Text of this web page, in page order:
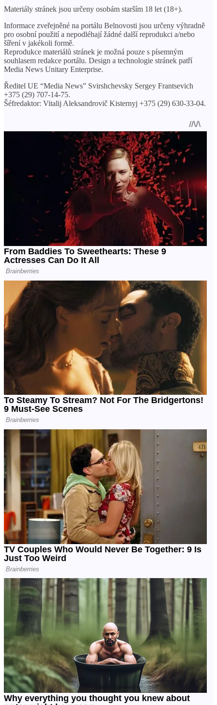
Materiály stránek jsou určeny osobám starším 18 let (18+).
Informace zveřejněné na portálu Belnovosti jsou určeny výhradně
pro osobní použití a nepodléhají žádné další reprodukci a/nebo
šíření v jakékoli formě.
Reprodukce materiálů stránek je možná pouze s písemným
souhlasem redakce portálu. Design a technologie stránek patří
Media News Unitary Enterprise.
Ředitel UE “Media News” Svirshchevsky Sergey Frantsevich
+375 (29) 707-14-75.
Šéfredaktor: Vitalij Aleksandrovič Kisternyj +375 (29) 630-33-04.